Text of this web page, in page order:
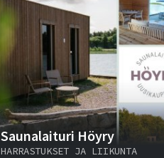
Saunalaituri Höyry
HARRASTUKSET JA LIIKUNTA